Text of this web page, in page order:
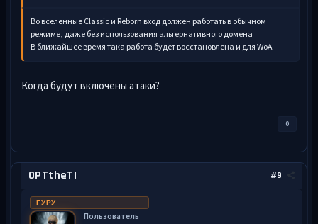
Во вселенные Classic и Reborn вход должен работать в обычном
режиме, даже без использования альтернативного домена
В ближайшее время така работа будет восстановлена и для WoA
Когда будут включены атаки?
0
#9
OPTtheTI
ГУРУ
Пользователь